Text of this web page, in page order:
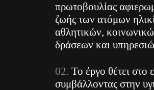
πρωτοβουλίας
ζωής των ατόμων
αθλητικών,
δράσεων και
Το έργο θέτει στο
συμβάλλοντας στην